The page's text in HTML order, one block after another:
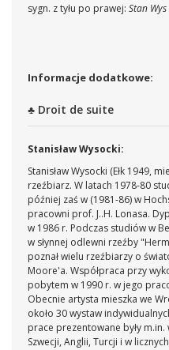
sygn. z tyłu po prawej: Stan Wys
Informacje dodatkowe:
♣ Droit de suite
Stanisław Wysocki:
Stanisław Wysocki (Ełk 1949,
rzeźbiarz. W latach 1978-80
później zaś w (1981-86) w
pracowni prof. J..H. Lonasa.
w 1986 r. Podczas studiów w
w słynnej odlewni rzeźby
poznał wielu rzeźbiarzy o
Moore'a. Współpraca przy
pobytem w 1990 r. w jego
Obecnie artysta mieszka we
około 30 wystaw
prace prezentowane były m.in.
Szwecji, Anglii, Turcji i w